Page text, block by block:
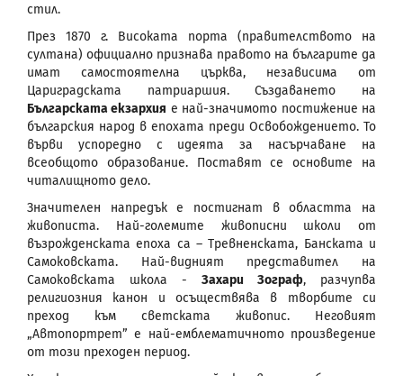
стил.
През 1870 г. Високата порта (правителството на
султана) официално признава правото на българите да
имат самостоятелна църква, независима от
Цариградската патриаршия. Създаването на
Българската екзархия е най-значимото постижение на
българския народ в епохата преди Освобождението. То
върви успоредно с идеята за насърчаване на
всеобщото образование. Поставят се основите на
читалищното дело.
Значителен напредък е постигнат в областта на
живописта. Най-големите живописни школи от
възрожденската епоха са – Тревненската, Банската и
Самоковската. Най-видният представител на
Самоковската школа - Захари Зограф, разчупва
религиозния канон и осъществява в творбите си
преход към светската живопис. Неговият
„Автопортрет” е най-емблематичното произведение
от този преходен период.